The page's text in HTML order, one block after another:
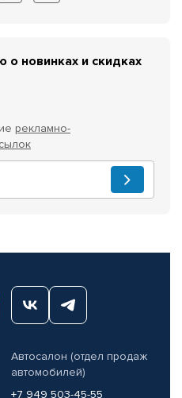
новинках и скидках
рекламно-
Автосалон (отдел продаж
автомобилей)
+7 949 503-45-55